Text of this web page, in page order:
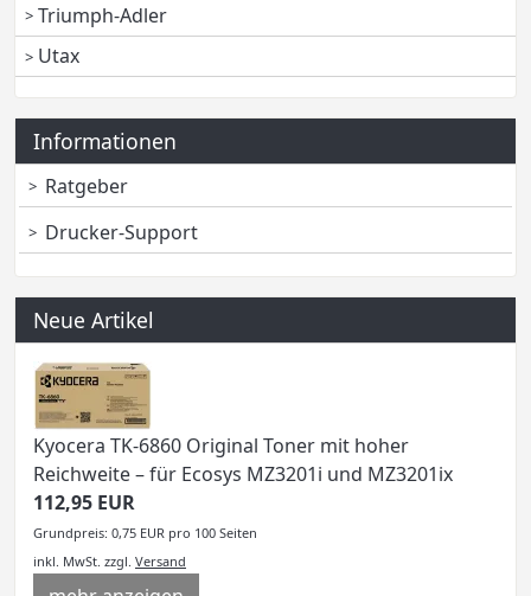
Triumph-Adler
Utax
Informationen
Ratgeber
Drucker-Support
Neue Artikel
Kyocera TK-6860 Original Toner mit hoher
Reichweite – für Ecosys MZ3201i und MZ3201ix
112,95 EUR
Grundpreis: 0,75 EUR pro 100 Seiten
inkl. MwSt. zzgl. Versand